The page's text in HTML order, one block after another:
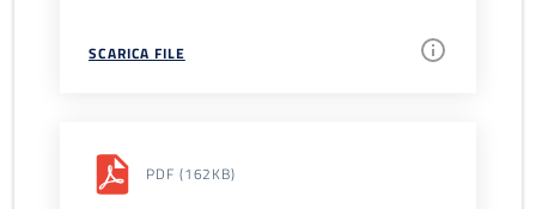
SCARICA FILE
PDF (162KB)